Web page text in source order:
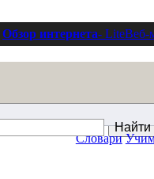
Обзор интернета- LiteВеб-
Словари